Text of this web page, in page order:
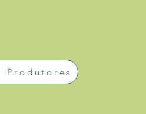
Produtores